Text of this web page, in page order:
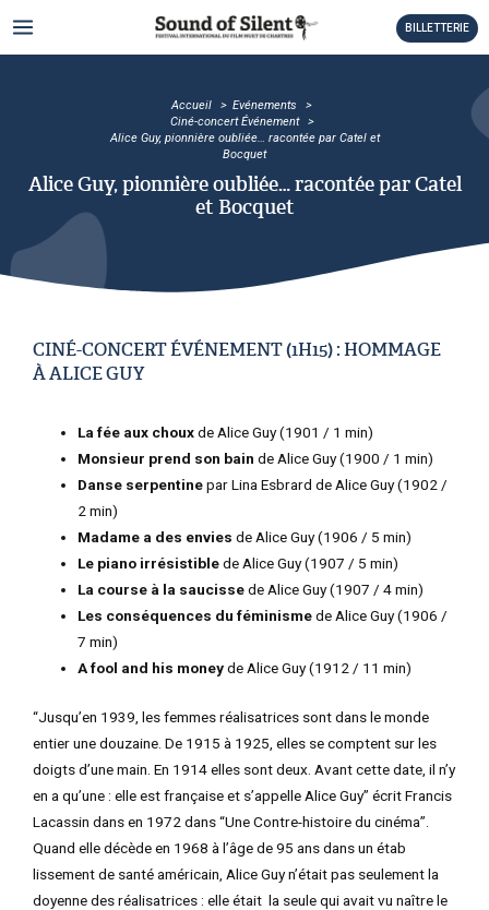
au
MAIN
MENU
BILLETTERIE
Accueil
Evénements
Ciné-concert Événement
Alice Guy, pionnière oubliée… racontée par Catel et
Bocquet
Alice Guy, pionnière oubliée… racontée par Catel
et Bocquet
CINÉ-CONCERT ÉVÉNEMENT (1H15) : HOMMAGE
À ALICE GUY
La fée aux chouxde Alice Guy (1901 / 1 min)
Monsieur prend son bain de Alice Guy (1900 / 1 min)
Danse serpentinepar Lina Esbrard de Alice Guy (1902 /
2 min)
Madame a des envies de Alice Guy (1906 / 5 min)
Le piano irrésistiblede Alice Guy (1907 / 5 min)
La course à la saucissede Alice Guy (1907 / 4 min)
Les conséquences du féminismede Alice Guy (1906 /
7 min)
A fool and his moneyde Alice Guy (1912 / 11 min)
“Jusqu’en 1939, les femmes réalisatrices sont dans le monde
entier une douzaine. De 1915 à 1925, elles se comptent sur les
doigts d’une main. En 1914 elles sont deux. Avant cette date, il n’y
en a qu’une : elle est française et s’appelle Alice Guy” écrit Francis
Lacassin dans en 1972 dans “Une Contre-histoire du cinéma”.
Quand elle décède en 1968 à l’âge de 95 ans dans un étab
lissement de santé américain, Alice Guy n’était pas seulement la
doyenne des réalisatrices : elle était la seule qui avait vu naître le